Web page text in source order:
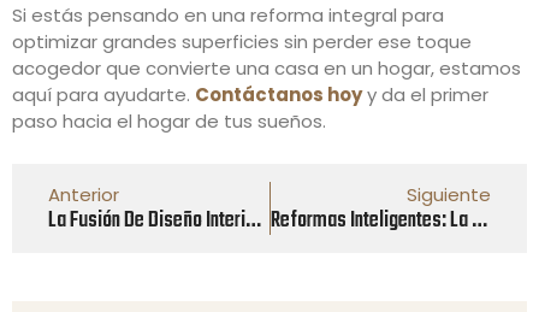
Si estás pensando en una reforma integral para
optimizar grandes superficies sin perder ese toque
acogedor que convierte una casa en un hogar, estamos
aquí para ayudarte. Contáctanos hoyy da el primer
paso hacia el hogar de tus sueños.
Anterior
La Fusión De Diseño Interior Y Exterior: Creando Continuidad En Tu Hogar
Siguiente
Reformas Inteligentes: La Tecnología Al Servicio De Tu Hogar